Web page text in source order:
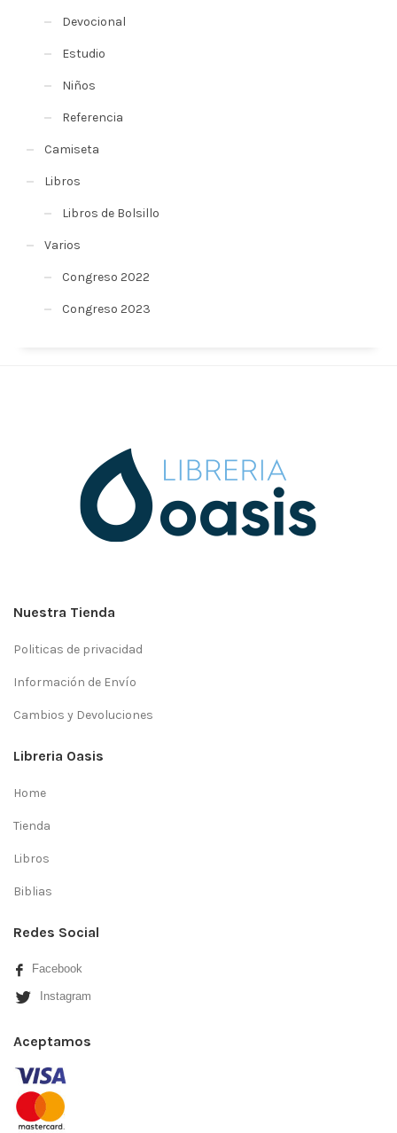
Devocional
Estudio
Niños
Referencia
Camiseta
Libros
Libros de Bolsillo
Varios
Congreso 2022
Congreso 2023
Nuestra Tienda
Politicas de privacidad
Información de Envío
Cambios y Devoluciones
Libreria Oasis
Home
Tienda
Libros
Biblias
Redes Social
Facebook
Instagram
Aceptamos